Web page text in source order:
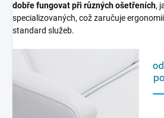
dobře fungovat při různých ošetřeních,
specializovaných, což zaručuje
standard služeb.